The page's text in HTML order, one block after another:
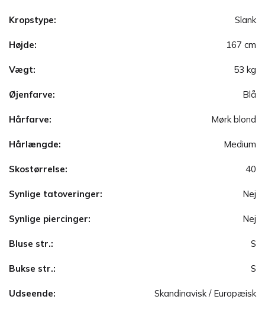
Kropstype: Slank
Højde: 167 cm
Vægt: 53 kg
Øjenfarve: Blå
Hårfarve: Mørk blond
Hårlængde: Medium
Skostørrelse: 40
Synlige tatoveringer: Nej
Synlige piercinger: Nej
Bluse str.: S
Bukse str.: S
Udseende: Skandinavisk / Europæisk